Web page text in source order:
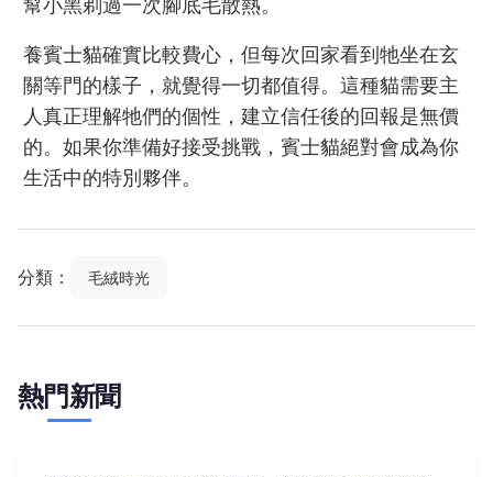
養賓士貓確實比較費心，但每次回家看到牠坐在玄
關等門的樣子，就覺得一切都值得。這種貓需要主
人真正理解牠們的個性，建立信任後的回報是無價
的。如果你準備好接受挑戰，賓士貓絕對會成為你
生活中的特別夥伴。
分類： 毛絨時光
熱門新聞